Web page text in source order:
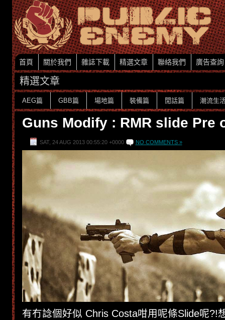
首頁 關於我們 雜誌下載 精選文章 聯絡我們 廣告查詢
精選文章
AEG篇 GBB篇 場地篇 裝備篇 閒話篇 潮流生
Guns Modify : RMR slide Pre
SAT, 24 AUG 2013 00:55:20 +0000 NO COMMENTS »
有冇諗個好似 Chris Costa咁用呢條Slide呢?!